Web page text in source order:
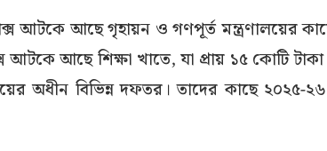
আটকে আছে গৃহায়ন ও গণপূর্ত মন্ত্রণালয়ের
আটকে আছে শিক্ষা খাতে, যা প্রায় ১৫ কোটি
অধীন বিভিন্ন দফতর। তাদের কাছে ২০২৫-